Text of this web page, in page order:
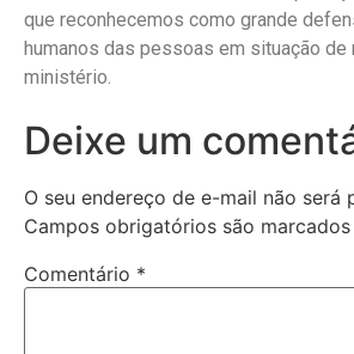
que reconhecemos como grande
humanos das pessoas em situação de
ministério.
Deixe um
O seu endereço de e-mail não será
Campos obrigatórios são
Comentário *